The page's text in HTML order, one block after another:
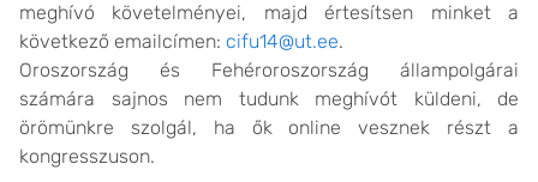
meghívó követelményei, majd értesítsen minket a
következő emailcímen: cifu14@ut.ee.
Oroszország és Fehéroroszország állampolgárai
számára sajnos nem tudunk meghívót küldeni, de
örömünkre szolgál, ha ők online vesznek részt a
kongresszuson.